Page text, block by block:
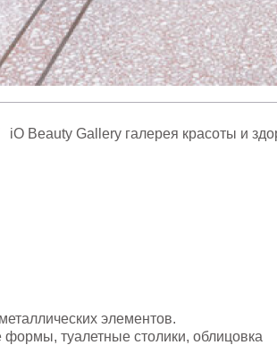
iO Beauty Gallery галерея красоты и
элементов.
туалетные столики, облицовка